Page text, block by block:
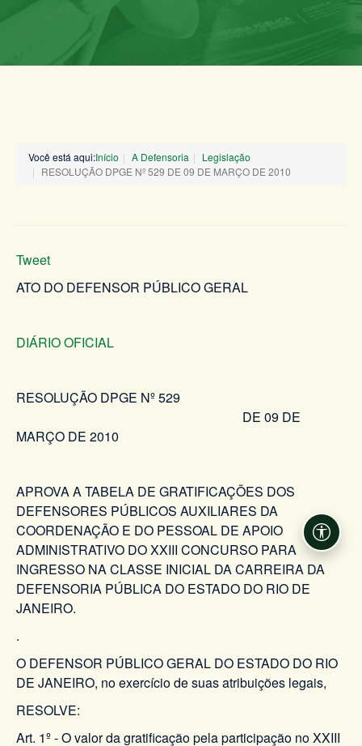
Você está aqui:Início A Defensoria
Legislação
RESOLUÇÃO DPGE Nº 529 DE 09 DE MARÇO DE 2010
Tweet
ATO DO DEFENSOR PÚBLICO GERAL
DIÁRIO OFICIAL
RESOLUÇÃO DPGE Nº 529
DE 09 DE
MARÇO DE 2010
APROVA A TABELA DE GRATIFICAÇÕES DOS
DEFENSORES PÚBLICOS AUXILIARES DA
COORDENAÇÃO E DO PESSOAL DE APOIO
ADMINISTRATIVO DO XXIII CONCURSO PARA
INGRESSO NA CLASSE INICIAL DA CARREIRA DA
DEFENSORIA PÚBLICA DO ESTADO DO RIO DE
JANEIRO.
.
O DEFENSOR PÚBLICO GERAL DO ESTADO DO RIO
DE JANEIRO, no exercício de suas atribuições legais,
RESOLVE:
Art. 1º - O valor da gratificação pela participação no XXIII